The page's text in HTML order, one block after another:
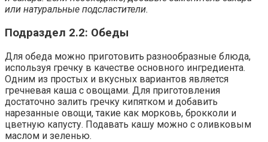
или натуральные подсластители.
Подраздел 2.2: Обеды
Для обеда можно приготовить разнообразные блюда,
используя гречку в качестве основного ингредиента.
Одним из простых и вкусных вариантов является
гречневая каша с овощами. Для приготовления
достаточно залить гречку кипятком и добавить
нарезанные овощи, такие как морковь, брокколи и
цветную капусту. Подавать кашу можно с оливковым
маслом и зеленью.